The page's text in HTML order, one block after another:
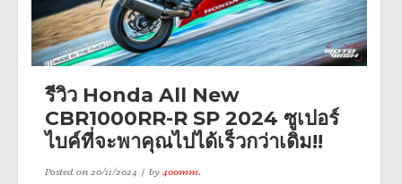
รีวิว Honda All New
CBR1000RR-R SP 2024 ซูเปอร์
ไบค์ที่จะพาคุณไปได้เร็วกว่าเดิม!!
Posted on20/11/2024 by400mm.